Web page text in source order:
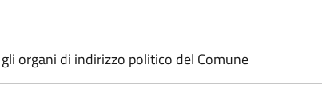
organi di indirizzo politico del Comune